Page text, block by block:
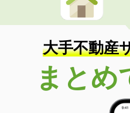
大手不動産
まとめ